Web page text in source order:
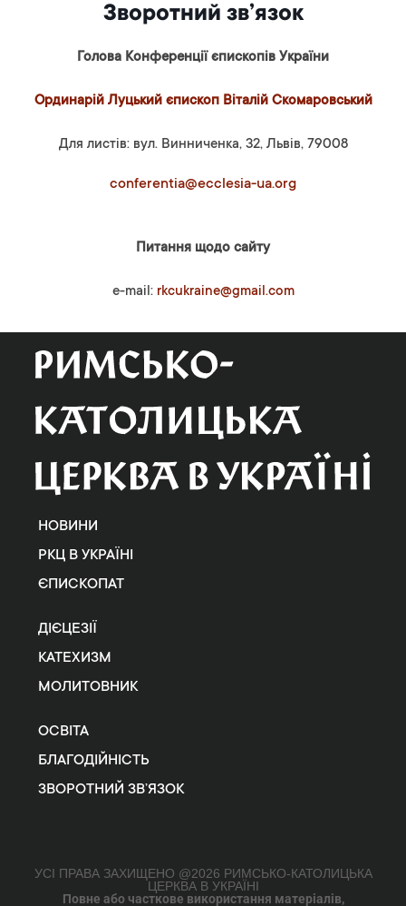
Зворотний зв’язок
Голова Конференції єпископів України
Ординарій Луцький єпископ Віталій Скомаровський
Для листів: вул. Винниченка, 32, Львів, 79008
conferentia@ecclesia-ua.org
Питання щодо сайту
e-mail: rkcukraine@gmail.com
НОВИНИ
РКЦ В УКРАЇНІ
ЄПИСКОПАТ
ДІЄЦЕЗІЇ
КАТЕХИЗМ
МОЛИТОВНИК
ОСВІТА
БЛАГОДІЙНІСТЬ
ЗВОРОТНИЙ ЗВ’ЯЗОК
УСІ ПРАВА ЗАХИЩЕНО @2026 РИМСЬКО-КАТОЛИЦЬКА
ЦЕРКВА В УКРАЇНІ
Повне або часткове використання матеріалів,